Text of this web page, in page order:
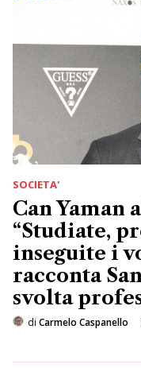
SOCIETA'
Can Yaman
“Studiate,
inseguite i
racconta
svolta
di Carmelo Caspanello